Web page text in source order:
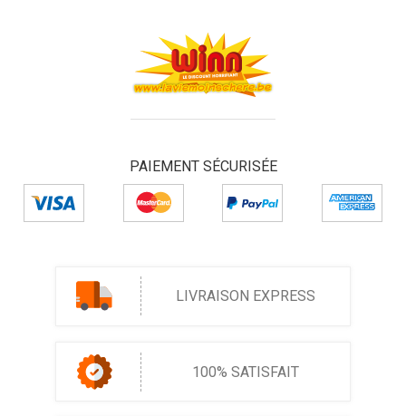
PAIEMENT SÉCURISÉE
LIVRAISON EXPRESS
100% SATISFAIT